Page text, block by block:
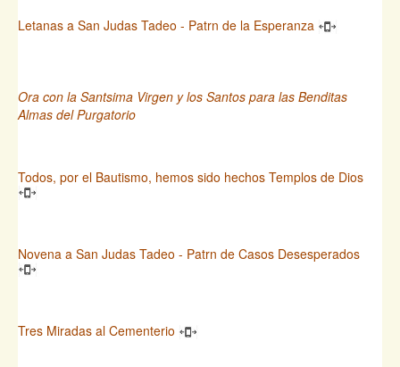
Letanas a San Judas Tadeo - Patrn de la Esperanza
Ora con la Santsima Virgen y los Santos para las Benditas
Almas del Purgatorio
Todos, por el Bautismo, hemos sido hechos Templos de Dios
Novena a San Judas Tadeo - Patrn de Casos Desesperados
Tres Miradas al Cementerio